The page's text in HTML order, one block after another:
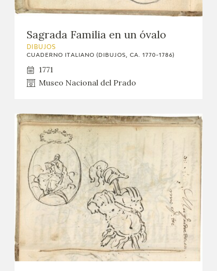
Sagrada Familia en un óvalo
DIBUJOS
CUADERNO ITALIANO (DIBUJOS, CA. 1770-1786)
1771
Museo Nacional del Prado